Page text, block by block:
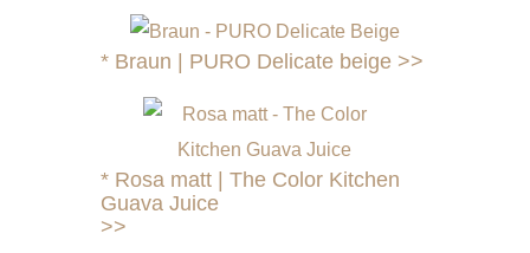
* Braun | PURO Delicate beige >>
* Rosa matt | The Color Kitchen
Guava Juice
>>